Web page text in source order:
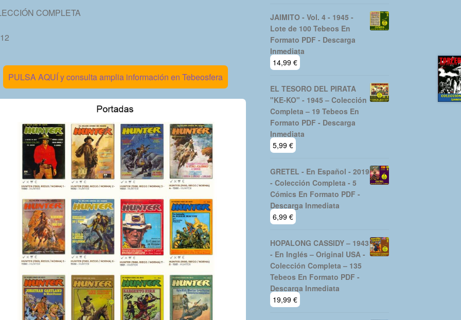
COMPLETA
PULSA AQUÍ y consulta amplia información en Tebeosfera
JAIMITO - Vol. 4 - 1945 -
Lote de 100 Tebeos En
Formato PDF - Descarga
Inmediata
14,99 €
EL TESORO DEL PIRATA
"KE-KO" - 1945 – Colección
Completa – 19 Tebeos En
Formato PDF - Descarga
Inmediata
5,99 €
GRETEL - En Español - 2019
- Colección Completa - 5
Cómics En Formato PDF -
Descarga Inmediata
6,99 €
HOPALONG CASSIDY – 1943
- En Inglés – Original USA -
Colección Completa – 135
Tebeos En Formato PDF -
Descarga Inmediata
19,99 €